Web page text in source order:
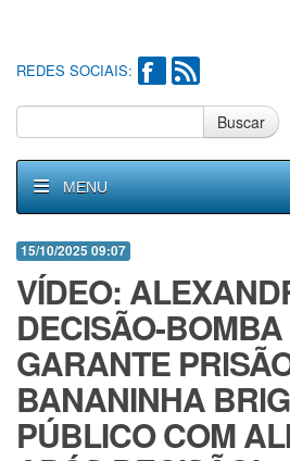
REDES SOCIAIS:
Buscar
MENU
15/10/2025 09:07
VÍDEO:
DECISÃO-
GARANTE
BANANINHA
PÚBLICO COM